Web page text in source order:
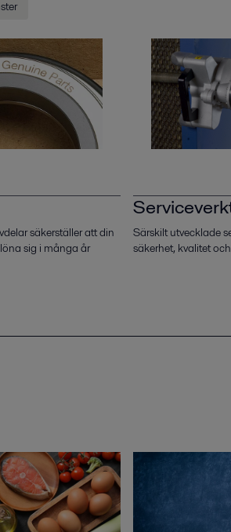
säkerställer att din
sig i många år
Särskilt utvecklade
säkerhet, kvalitet